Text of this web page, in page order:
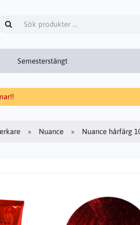
Semesterstängt
Nuance Nuance hårfärg